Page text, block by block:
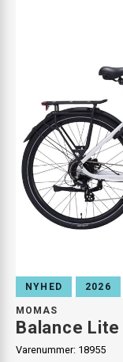
NYHED 2026
MOMAS
Balance Lite
Varenummer: 18955